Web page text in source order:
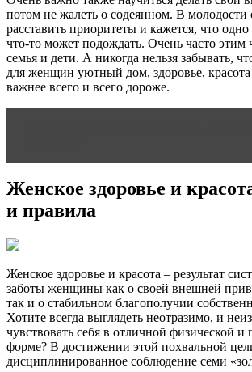
потом не жалеть о содеянном. В молодости
расставить приоритеты и кажется, что
что-то может подождать. Очень часто этим
семья и дети. А никогда нельзя забывать,
для женщин уютный дом, здоровье,
важнее всего и всего дороже.
Женское здоровье и
и правила
Женское здоровье и красота – результат
заботы женщины как о своей внешней
так и о стабильном благополучии
Хотите всегда выглядеть неотразимо, и
чувствовать себя в отличной физической и
форме? В достижении этой похвальной
дисциплинированное соблюдение семи